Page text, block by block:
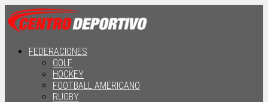
FEDERACIONES
GOLF
HOCKEY
FOOTBALL AMERICANO
RUGBY